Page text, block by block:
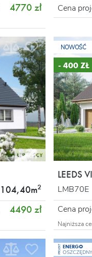
4770 zł Cena
104,40m2
4490 zł
NOWOŚĆ
- 400 ZŁ
LEEDS VI
LMB70E
Cena
Najniższa
PROJEKT ENERGO
OSZCZĘDNY